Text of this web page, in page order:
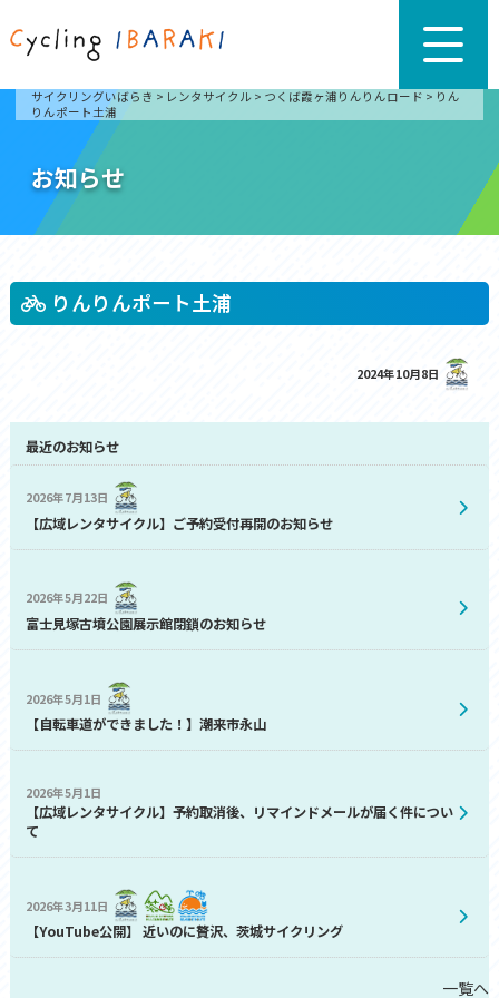
サイクリングいばらき > レンタサイクル > つくば霞ヶ浦りんりんロード > りん
りんポート土浦
お知らせ
りんりんポート土浦
2024年10月8日
最近のお知らせ
2026年7月13日
【広域レンタサイクル】ご予約受付再開のお知らせ
2026年5月22日
富士見塚古墳公園展示館閉鎖のお知らせ
2026年5月1日
【自転車道ができました！】潮来市永山
2026年5月1日
【広域レンタサイクル】予約取消後、リマインドメールが届く件につい
て
2026年3月11日
【YouTube公開】 近いのに贅沢、茨城サイクリング
一覧へ